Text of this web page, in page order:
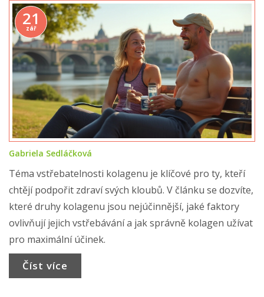
21
zář
Gabriela Sedláčková
Téma vstřebatelnosti kolagenu je klíčové pro ty, kteří
chtějí podpořit zdraví svých kloubů. V článku se dozvíte,
které druhy kolagenu jsou nejúčinnější, jaké faktory
ovlivňují jejich vstřebávání a jak správně kolagen užívat
pro maximální účinek.
Číst více